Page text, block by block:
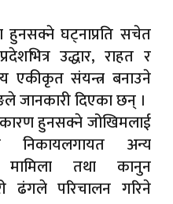
हुनसक्ने घट्नाप्रति सचेत
उद्धार, राहत र
एकीकृत संयन्त्र बनाउने
जानकारी दिएका छन् ।
हुनसक्ने जोखिमलाई
निकायलगायत अन्य
तथा कानुन
ढंगले परिचालन गरिने